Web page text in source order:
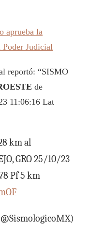
aprueba la
Judicial
reportó: “SISMO
de
11:06:16 Lat
km al
GRO 25/10/23
Pf 5 km